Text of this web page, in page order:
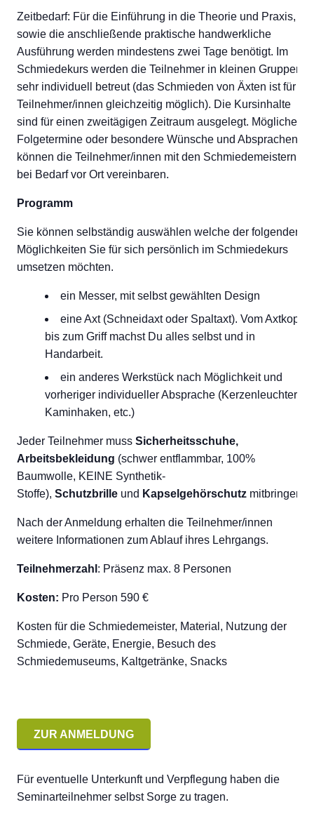
Zeitbedarf: Für die Einführung in die Theorie und Praxis,
sowie die anschließende praktische handwerkliche
Ausführung werden mindestens zwei Tage benötigt. Im
Schmiedekurs werden die Teilnehmer in kleinen Gruppen
sehr individuell betreut (das Schmieden von Äxten ist für 4
Teilnehmer/innen gleichzeitig möglich). Die Kursinhalte
sind für einen zweitägigen Zeitraum ausgelegt. Mögliche
Folgetermine oder besondere Wünsche und Absprachen
können die Teilnehmer/innen mit den Schmiedemeistern
bei Bedarf vor Ort vereinbaren.
Programm
Sie können selbständig auswählen welche der folgenden
Möglichkeiten Sie für sich persönlich im Schmiedekurs
umsetzen möchten.
ein Messer, mit selbst gewählten Design
eine Axt (Schneidaxt oder Spaltaxt). Vom Axtkopf
bis zum Griff machst Du alles selbst und in
Handarbeit.
ein anderes Werkstück nach Möglichkeit und
vorheriger individueller Absprache (Kerzenleuchter,
Kaminhaken, etc.)
Jeder Teilnehmer muss Sicherheitsschuhe,
Arbeitsbekleidung (schwer entflammbar, 100%
Baumwolle, KEINE Synthetik-
Stoffe), Schutzbrille und Kapselgehörschutz mitbringen.
Nach der Anmeldung erhalten die Teilnehmer/innen
weitere Informationen zum Ablauf ihres Lehrgangs.
Teilnehmerzahl : Präsenz max. 8 Personen
Kosten: Pro Person 590 €
Kosten für die Schmiedemeister, Material, Nutzung der
Schmiede, Geräte, Energie, Besuch des
Schmiedemuseums, Kaltgetränke, Snacks
ZUR ANMELDUNG
Für eventuelle Unterkunft und Verpflegung haben die
Seminarteilnehmer selbst Sorge zu tragen.